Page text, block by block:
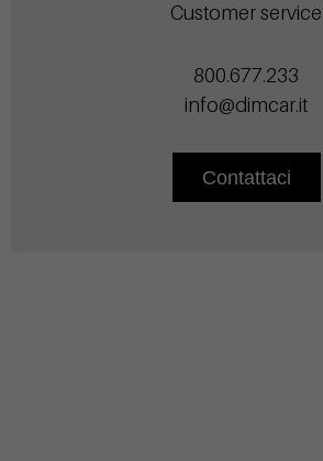
Customer service
800.677.233
info@dimcar.it
Contattaci